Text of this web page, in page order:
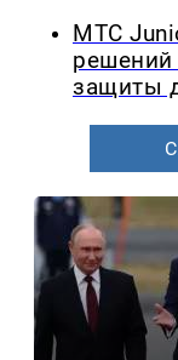
МТС
решений
защиты